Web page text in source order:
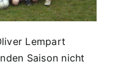
Lempart
Saison nicht